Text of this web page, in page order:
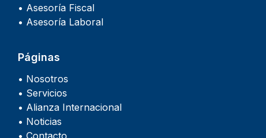
• Asesoría Fiscal
• Asesoría Laboral
Páginas
• Nosotros
• Servicios
• Alianza Internacional
• Noticias
• Contacto